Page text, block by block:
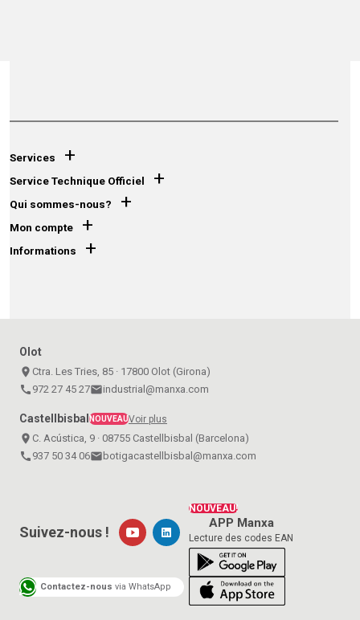
Services +
Service Technique Officiel +
Qui sommes-nous? +
Mon compte +
Informations +
Olot
place Ctra. Les Tries, 85 · 17800 Olot (Girona)
call 972 27 45 27emailindustrial@manxa.com
Castellbisbal NOUVEAUVoir plus
place C. Acústica, 9 · 08755 Castellbisbal (Barcelona)
call 937 50 34 06email botigacastellbisbal@manxa.com
NOUVEAU!
APP Manxa
Lecture des codes EAN
Suivez-nous !
Contactez-nous via WhatsApp